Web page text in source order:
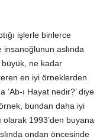
işlerle binlerce
insanoğlunun aslında
ne kadar
en iyi örneklerden
‘Ab-ı Hayat nedir?’ diye
bundan daha iyi
olarak 1993’den buyana
ondan öncesinde